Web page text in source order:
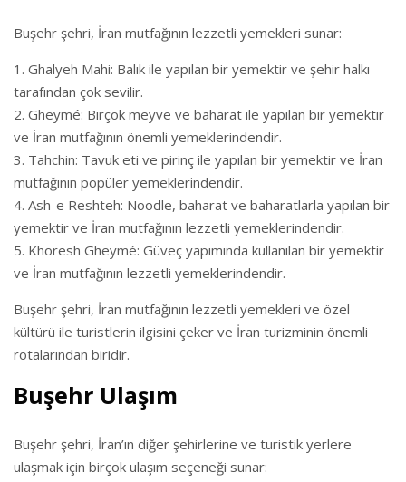
Buşehr şehri, İran mutfağının lezzetli yemekleri sunar:
Ghalyeh Mahi: Balık ile yapılan bir yemektir ve şehir halkı
tarafından çok sevilir.
Gheymé: Birçok meyve ve baharat ile yapılan bir yemektir
ve İran mutfağının önemli yemeklerindendir.
Tahchin: Tavuk eti ve pirinç ile yapılan bir yemektir ve İran
mutfağının popüler yemeklerindendir.
Ash-e Reshteh: Noodle, baharat ve baharatlarla yapılan bir
yemektir ve İran mutfağının lezzetli yemeklerindendir.
Khoresh Gheymé: Güveç yapımında kullanılan bir yemektir
ve İran mutfağının lezzetli yemeklerindendir.
Buşehr şehri, İran mutfağının lezzetli yemekleri ve özel
kültürü ile turistlerin ilgisini çeker ve İran turizminin önemli
rotalarından biridir.
Buşehr Ulaşım
Buşehr şehri, İran’ın diğer şehirlerine ve turistik yerlere
ulaşmak için birçok ulaşım seçeneği sunar: